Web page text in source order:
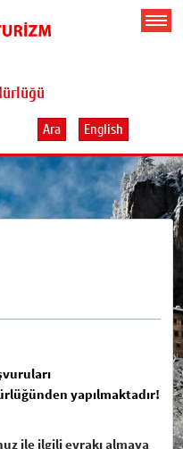
Ara English
yapılmaktadır!
ile ilgili evrakı almaya